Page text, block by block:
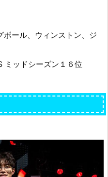
ボール、ウィンストン、ジ
ミッドシーズン１６位